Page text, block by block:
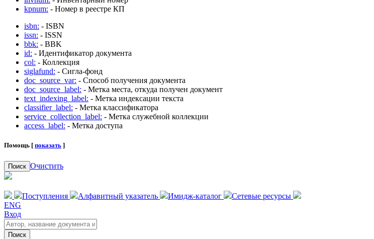
kpnum: - Номер в реестре КП
isbn: - ISBN
issn: - ISSN
bbk: - BBK
id: - Идентификатор документа
col: - Коллекция
siglafund: - Сигла-фонд
doc_source_var: - Способ получения документа
doc_source_label: - Метка места, откуда получен документ
text_indexing_label: - Метка индексации текста
classifier_label: - Метка классификатора
service_collection_label: - Метка служебной коллекции
access_label: - Метка доступа
Помощь [ показать ]
Поиск Очистить
Поступления Алфавитный указатель Имидж-каталог
Сетевые ресурсы
ENG
Вход
Поиск